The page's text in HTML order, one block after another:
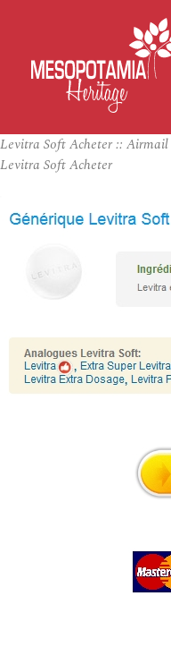
Levitra Soft Acheter ::
Levitra Soft Acheter